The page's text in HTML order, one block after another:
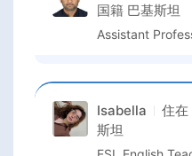
国籍 巴基斯坦
Assistant
Isabella 住在
斯坦